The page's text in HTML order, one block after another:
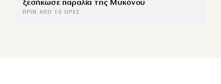
ξεσήκωσε παραλία της Μυκόνου
ΠΡΙΝ ΑΠΌ 10 ΏΡΕΣ